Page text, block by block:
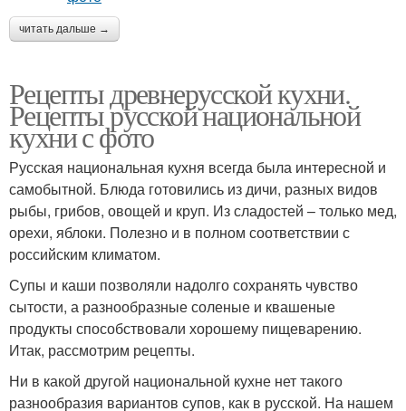
читать дальше →
Рецепты древнерусской кухни.
Рецепты русской национальной
кухни с фото
Русская национальная кухня всегда была интересной и
самобытной. Блюда готовились из дичи, разных видов
рыбы, грибов, овощей и круп. Из сладостей – только мед,
орехи, яблоки. Полезно и в полном соответствии с
российским климатом.
Супы и каши позволяли надолго сохранять чувство
сытости, а разнообразные соленые и квашеные
продукты способствовали хорошему пищеварению.
Итак, рассмотрим рецепты.
Ни в какой другой национальной кухне нет такого
разнообразия вариантов супов, как в русской. На нашем